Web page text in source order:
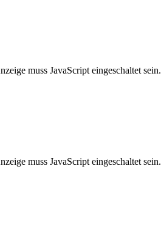
muss JavaScript eingeschaltet sein.
muss JavaScript eingeschaltet sein.